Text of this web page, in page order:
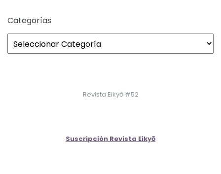
Categorías
Revista Eikyō #52
Suscripción Revista Eikyō